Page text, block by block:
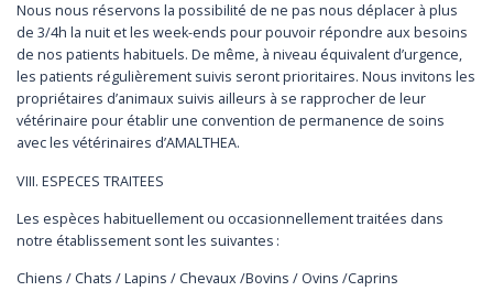
Nous nous réservons la possibilité de ne pas nous déplacer à plus
de 3/4h la nuit et les week-ends pour pouvoir répondre aux besoins
de nos patients habituels. De même, à niveau équivalent d’urgence,
les patients régulièrement suivis seront prioritaires. Nous invitons les
propriétaires d’animaux suivis ailleurs à se rapprocher de leur
vétérinaire pour établir une convention de permanence de soins
avec les vétérinaires d’AMALTHEA.
VIII. ESPECES TRAITEES
Les espèces habituellement ou occasionnellement traitées dans
notre établissement sont les suivantes :
Chiens / Chats / Lapins / Chevaux /Bovins / Ovins /Caprins